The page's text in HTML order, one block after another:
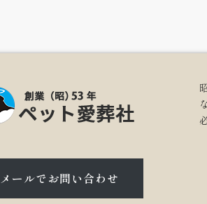
メールでお問い合わせ